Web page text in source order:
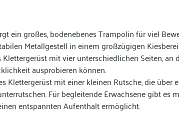
ein großes, bodenebenes Trampolin für viel
Metallgestell in einem großzügigen
mit vier unterschiedlichen Seiten, an
ausprobieren können.
Klettergerüst mit einer kleinen Rutsche, die über
Für begleitende Erwachsene gibt es
entspannten Aufenthalt ermöglicht.